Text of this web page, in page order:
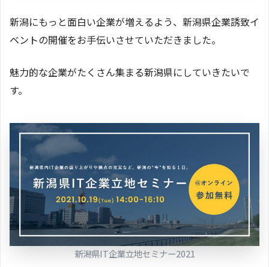
新潟にもっと面白い企業が増えるよう、新潟県企業誘致イ
ベントの開催をお手伝いさせていただきました。
魅力的な企業がたくさん集まる新潟県にしていきたいで
す。
新潟県IT企業立地セミナー2021